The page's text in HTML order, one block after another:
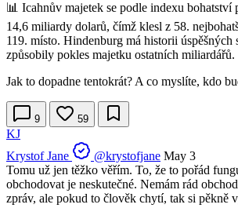
📊 Icahnův majetek se podle indexu bohatství
14,6 miliardy dolarů, čímž klesl z 58.
119. místo. Hindenburg má historii úspěšných
způsobily pokles majetku ostatních miliardářů.
Jak to dopadne tentokrát? A co myslíte, kdo
9 59
KJ
Krystof Jane
@krystofjane May 3
Tomu už jen těžko věřím. To, že to pořád
obchodovat je neskutečné. Nemám rád
zpráv, ale pokud to člověk chytí, tak si pěkně